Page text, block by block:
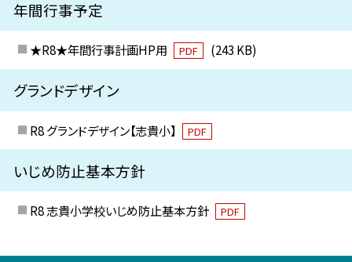
年間行事予定
★R8★年間行事計画HP用 PDF (243 KB)
グランドデザイン
R8 グランドデザイン【志貴小】 PDF
いじめ防止基本方針
R8 志貴小学校いじめ防止基本方針 PDF